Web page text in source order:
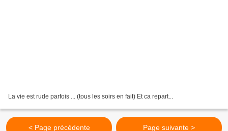
La vie est rude parfois ... (tous les soirs en fait) Et ca repart...
< Page précédente Page suivante >